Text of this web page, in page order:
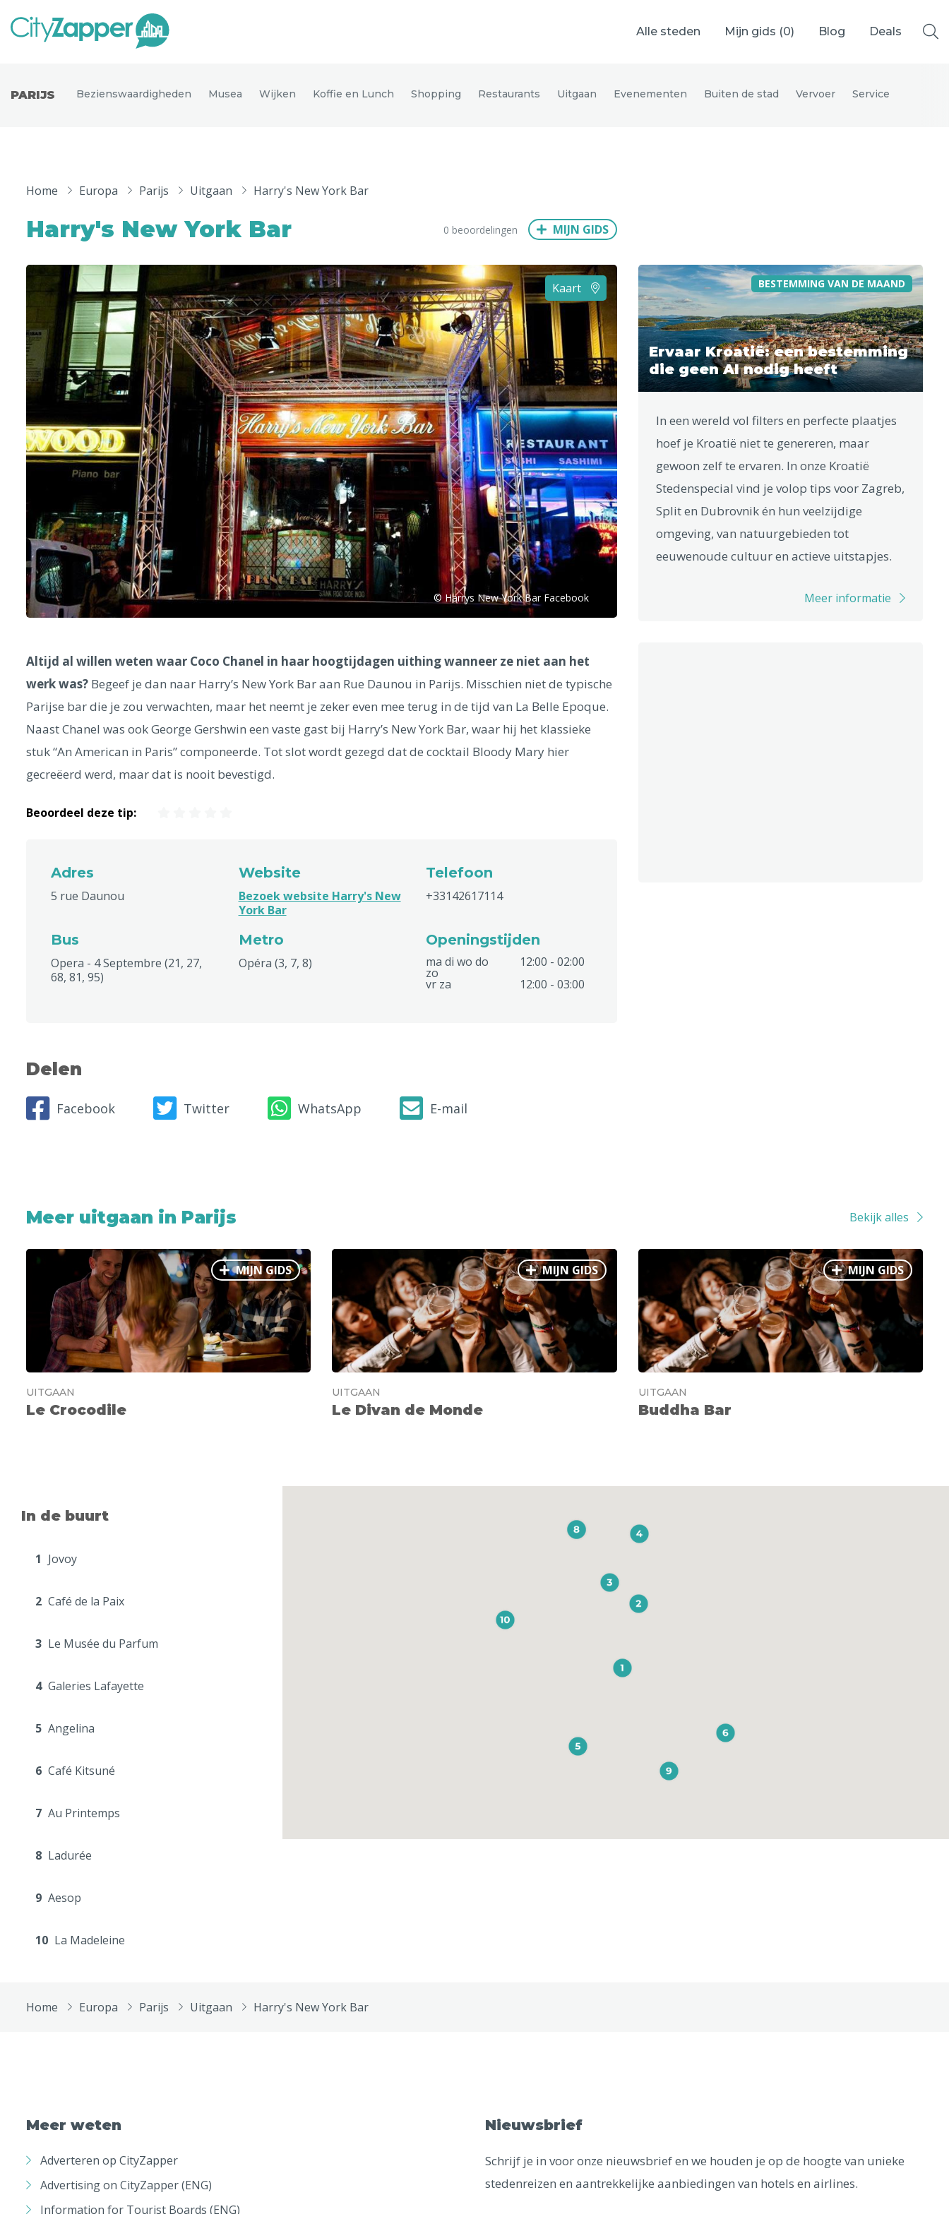
Alle steden Mijn gids (0) Blog Deals
Nederland
Europa
Andere wereldsteden
Uitgelichte bestemmingen
Florence
München Wenen Budapest Bangkok
PARIJS Bezienswaardigheden Musea Wijken Koffie en Lunch Shopping Restaurants Uitgaan Evenementen Buiten de stad Vervoer Service
Home Europa Parijs Uitgaan Harry's New York Bar
Harry's New York Bar 0 beoordelingen MIJN GIDS
Kaart
© Harrys New York Bar Facebook
Altijd al willen weten waar Coco Chanel in haar hoogtijdagen uithing wanneer ze niet aan het
werk was? Begeef je dan naar Harry’s New York Bar aan Rue Daunou in Parijs. Misschien niet de typische
Parijse bar die je zou verwachten, maar het neemt je zeker even mee terug in de tijd van La Belle Epoque.
Naast Chanel was ook George Gershwin een vaste gast bij Harry’s New York Bar, waar hij het klassieke
stuk “An American in Paris” componeerde. Tot slot wordt gezegd dat de cocktail Bloody Mary hier
gecreëerd werd, maar dat is nooit bevestigd.
Beoordeel deze tip:
Adres
5 rue Daunou
Website
Bezoek website Harry's New
York Bar
Telefoon
+33142617114
Bus
Opera - 4 Septembre (21, 27,
68, 81, 95)
Metro
Opéra (3, 7, 8)
Openingstijden
ma di wo do
zo
12:00 - 02:00
vr za
12:00 - 03:00
Delen
Facebook Twitter WhatsApp E-mail
BESTEMMING VAN DE MAAND
Ervaar Kroatië: een bestemming
die geen AI nodig heeft
In een wereld vol filters en perfecte plaatjes
hoef je Kroatië niet te genereren, maar
gewoon zelf te ervaren. In onze Kroatië
Stedenspecial vind je volop tips voor Zagreb,
Split en Dubrovnik én hun veelzijdige
omgeving, van natuurgebieden tot
eeuwenoude cultuur en actieve uitstapjes.
Meer informatie
Meer uitgaan in Parijs Bekijk alles
MIJN GIDS
UITGAAN
Le Crocodile
MIJN GIDS
UITGAAN
Le Divan de Monde
MIJN GIDS
UITGAAN
Buddha Bar
In de buurt
1 Jovoy
2 Café de la Paix
3 Le Musée du Parfum
4 Galeries Lafayette
5 Angelina
6 Café Kitsuné
7 Au Printemps
8 Ladurée
9 Aesop
10 La Madeleine
Home Europa Parijs Uitgaan Harry's New York Bar
Meer weten
Adverteren op CityZapper
Advertising on CityZapper (ENG)
Information for Tourist Boards (ENG)
Nieuwsbrief
Schrijf je in voor onze nieuwsbrief en we houden je op de hoogte van unieke
stedenreizen en aantrekkelijke aanbiedingen van hotels en airlines.